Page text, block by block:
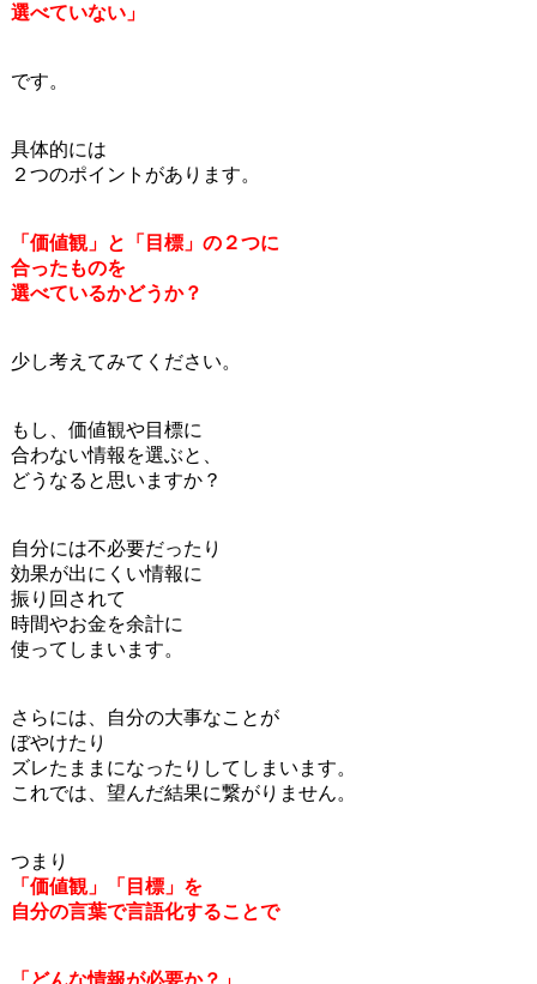
選べていない」
です。
具体的には
２つのポイントがあります。
「価値観」と「目標」の２つに
合ったものを
選べているかどうか？
少し考えてみてください。
もし、価値観や目標に
合わない情報を選ぶと、
どうなると思いますか？
自分には不必要だったり
効果が出にくい情報に
振り回されて
時間やお金を余計に
使ってしまいます。
さらには、自分の大事なことが
ぼやけたり
ズレたままになったりしてしまいます。
これでは、望んだ結果に繋がりません。
つまり
「価値観」「目標」を
自分の言葉で言語化することで
「どんな情報が必要か？」